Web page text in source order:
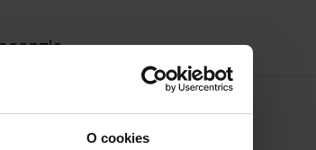
O cookies